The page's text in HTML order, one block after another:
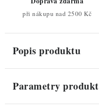
při nákupu nad 2500 Kč
Popis produktu
Parametry